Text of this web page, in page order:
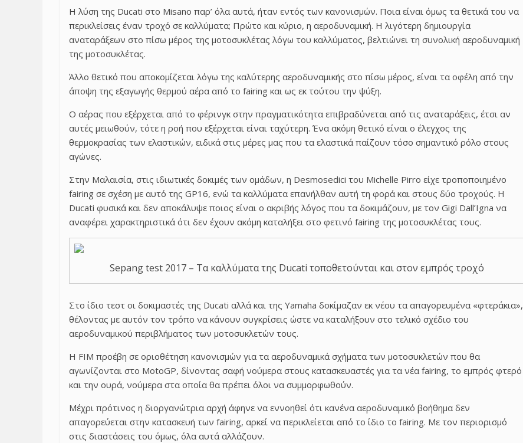
Η λύση της Ducati στο Misano παρ’ όλα αυτά, ήταν εντός των κανονισμών. Ποια είναι όμως τα θετικά του να
περικλείσεις έναν τροχό σε καλλύματα; Πρώτο και κύριο, η αεροδυναμική. Η λιγότερη δημιουργία
αναταράξεων στο πίσω μέρος της μοτοσυκλέτας λόγω του καλλύματος, βελτιώνει τη συνολική αεροδυναμική
της μοτοσυκλέτας.
Άλλο θετικό που αποκομίζεται λόγω της καλύτερης αεροδυναμικής στο πίσω μέρος, είναι τα οφέλη από την
άποψη της εξαγωγής θερμού αέρα από το fairing και ως εκ τούτου την ψύξη.
Ο αέρας που εξέρχεται από το φέρινγκ στην πραγματικότητα επιβραδύνεται από τις αναταράξεις, έτσι αν
αυτές μειωθούν, τότε η ροή που εξέρχεται είναι ταχύτερη. Ένα ακόμη θετικό είναι ο έλεγχος της
θερμοκρασίας των ελαστικών, ειδικά στις μέρες μας που τα ελαστικά παίζουν τόσο σημαντικό ρόλο στους
αγώνες.
Στην Μαλαισία, στις ιδιωτικές δοκιμές των ομάδων, η Desmosedici του Michelle Pirro είχε τροποποιημένο
fairing σε σχέση με αυτό της GP16, ενώ τα καλλύματα επανήλθαν αυτή τη φορά και στους δύο τροχούς. Η
Ducati φυσικά και δεν αποκάλυψε ποιος είναι ο ακριβής λόγος που τα δοκιμάζουν, με τον Gigi Dall’Igna να
αναφέρει χαρακτηριστικά ότι δεν έχουν ακόμη καταλήξει στο φετινό fairing της μοτοσυκλέτας τους.
Sepang test 2017 – Τα καλλύματα της Ducati τοποθετούνται και στον εμπρός τροχό
Στο ίδιο τεστ οι δοκιμαστές της Ducati αλλά και της Yamaha δοκίμαζαν εκ νέου τα απαγορευμένα «φτεράκια»,
θέλοντας με αυτόν τον τρόπο να κάνουν συγκρίσεις ώστε να καταλήξουν στο τελικό σχέδιο του
αεροδυναμικού περιβλήματος των μοτοσυκλετών τους.
Η FIM προέβη σε οριοθέτηση κανονισμών για τα αεροδυναμικά σχήματα των μοτοσυκλετών που θα
αγωνίζονται στο MotoGP, δίνοντας σαφή νούμερα στους κατασκευαστές για τα νέα fairing, το εμπρός φτερό
και την ουρά, νούμερα στα οποία θα πρέπει όλοι να συμμορφωθούν.
Μέχρι πρότινος η διοργανώτρια αρχή άφηνε να εννοηθεί ότι κανένα αεροδυναμικό βοήθημα δεν
απαγορεύεται στην κατασκευή των fairing, αρκεί να περικλείεται από το ίδιο το fairing. Με τον περιορισμό
στις διαστάσεις του όμως, όλα αυτά αλλάζουν.